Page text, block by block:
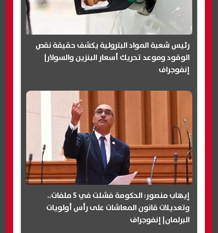
رئيس شعبة المواد البترولية يكشف حقيقة نقص
الوقود وموعد تحريك أسعار البنزين والسولار|
إنفوجراف
إيهاب منصور: الحكومة فشلت في 5 ملفات..
وتعديلات قانون المعاشات على رأس أولويات
البرلمان| إنفوجراف